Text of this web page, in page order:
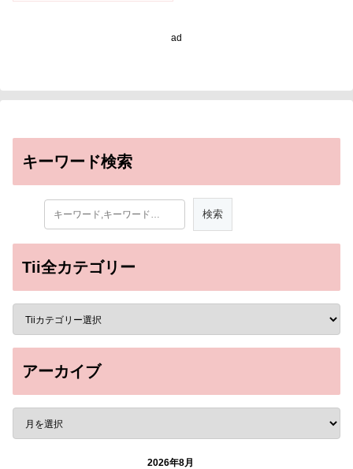
ad
キーワード検索
Tii全カテゴリー
アーカイブ
2026年8月